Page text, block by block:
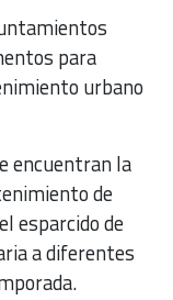
para
urbano
encuentran la
de
esparcido de
a diferentes